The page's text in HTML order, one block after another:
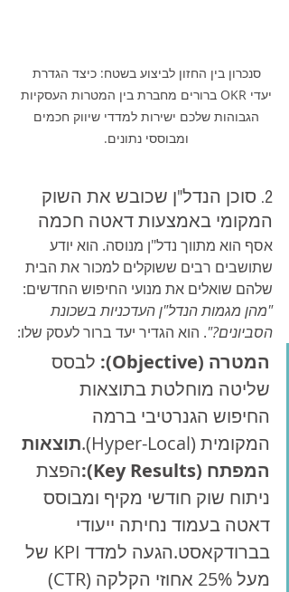
סנכרון בין החזון לביצוע בשטח: כיצד הגדרת
יעדי OKR ברורים מחברת בין המטרות העסקיות
הגבוהות שלכם ישירות למדדי שיווק חכמים
ומבוססי נתונים.
2. סוכן הנדל"ן שכובש את השוק
המקומי באמצעות דאטה חכמה
אסף הוא מתווך נדל"ן מנוסה. הוא יודע
שתושבים רבים ששוקלים למכור את הבית
שלהם שואלים את מנועי החיפוש החדשים:
"מהן מגמות הנדל"ן העדכניות בשכונת
הסביונים?". הוא הגדיר יעד ברור לעסק שלו:
המטרה (Objective):
לבסס
שליטה מוחלטת בתוצאות
החיפוש הגנרטיבי ברמה
המקומית (Hyper-Local).
תוצאות
המפתח (Key Results):
הפצת
ניתוח שוק חודשי מקיף ומבוסס
דאטה בעמוד נחיתה ייעודי
בברודקאסט.הגעה למדד KPI של
מעל 25% אחוזי הקלקה (CTR)